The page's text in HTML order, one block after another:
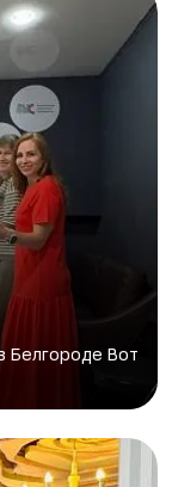
Белгороде Вот